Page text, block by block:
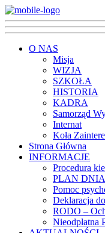
O NAS
Misja
WIZJA
SZKOŁA
HISTORIA
KADRA
Samorząd
Internat
Koła
Strona Główna
INFORMACJE
Procedura
PLAN DNIA
Pomoc
Deklaracja
RODO –
Nieodpłatna